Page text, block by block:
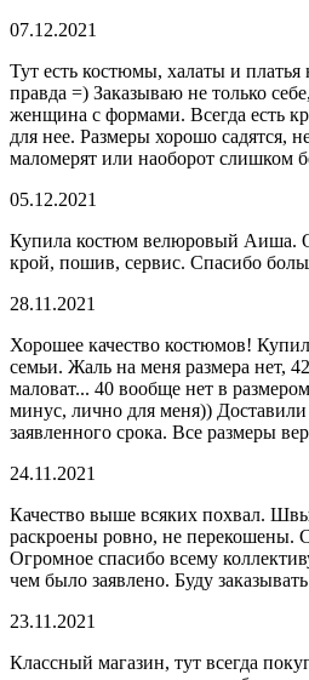
07.12.2021
Тут есть костюмы, халаты и платья
правда =) Заказываю не только
женщина с формами. Всегда есть
для нее. Размеры хорошо садятся,
маломерят или наоборот слишком
05.12.2021
Купила костюм велюровый Аиша.
крой, пошив, сервис. Спасибо
28.11.2021
Хорошее качество костюмов!
семьи. Жаль на меня размера нет,
маловат... 40 вообще нет в
минус, лично для меня))
заявленного срока. Все размеры
24.11.2021
Качество выше всяких похвал.
раскроены ровно, не перекошены.
Огромное спасибо всему
чем было заявлено. Буду
23.11.2021
Классный магазин, тут всегда